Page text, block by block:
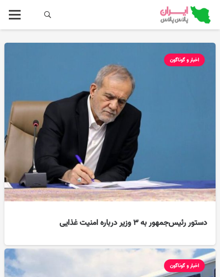
اخبار و گوناگون
دستور رئیس‌جمهور به ۳ وزیر درباره امنیت غذایی
اخبار و گوناگون